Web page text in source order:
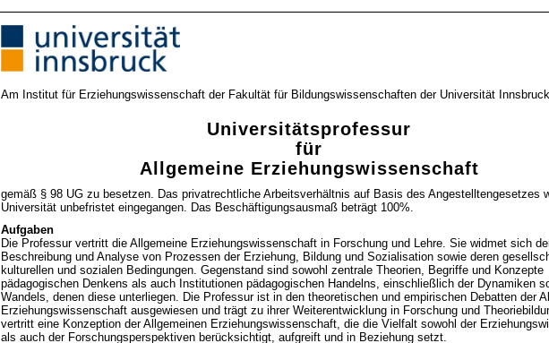
Am Institut für Erziehungswissenschaft der Fakultät für Bildungswissenschaften der Universität
Universitätsprofessur
für
Allgemeine Erziehungswissenschaft
gemäß § 98 UG zu besetzen. Das privatrechtliche Arbeitsverhältnis auf Basis des Angestelltengesetzes
Universität unbefristet eingegangen. Das Beschäftigungsausmaß beträgt 100%.
Aufgaben
Die Professur vertritt die Allgemeine Erziehungswissenschaft in Forschung und Lehre. Sie widmet sich
Beschreibung und Analyse von Prozessen der Erziehung, Bildung und Sozialisation sowie deren
kulturellen und sozialen Bedingungen. Gegenstand sind sowohl zentrale Theorien, Begriffe und Konzepte
pädagogischen Denkens als auch Institutionen pädagogischen Handelns, einschließlich der Dynamiken
Wandels, denen diese unterliegen. Die Professur ist in den theoretischen und empirischen Debatten der
Erziehungswissenschaft ausgewiesen und trägt zu ihrer Weiterentwicklung in Forschung und
vertritt eine Konzeption der Allgemeinen Erziehungswissenschaft, die die Vielfalt sowohl der
als auch der Forschungsperspektiven berücksichtigt, aufgreift und in Beziehung setzt.